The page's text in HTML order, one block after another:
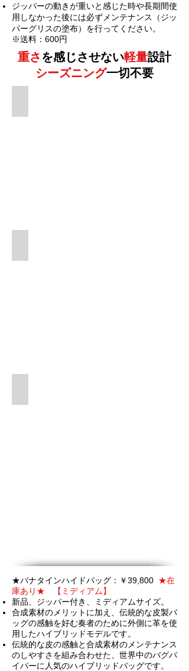
ジッパーの動きが重いと感じた時や長期間使
用しなかった後には必ずメンテナンス（ジッ
パーグリスの塗布）を行ってください。
※送料：600円
重さ を感じさせない軽量設計
シーズニング一切不要
★バナタインハイドバッグ：￥39,800 ★在
庫あり★ 【ミディアム】
新品、ジッパー付き、
ミディアムサイズ。
合成素材のメリットに加え、伝統的な皮製バ
ッグの感触を好む奏者のために外側に革を使
用したハイブリッドモデルです。
伝統的な皮の感触と合成素材のメンテナンス
のしやすさを組み合わせた、世界中のバグパ
イパーに人気のハイブリッドバッグです。